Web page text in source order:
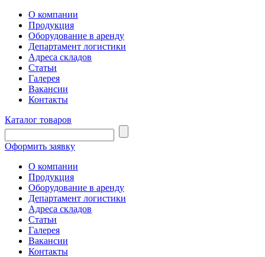
О компании
Продукция
Оборудование в аренду
Департамент логистики
Адреса складов
Статьи
Галерея
Вакансии
Контакты
Каталог товаров
Оформить заявку
О компании
Продукция
Оборудование в аренду
Департамент логистики
Адреса складов
Статьи
Галерея
Вакансии
Контакты